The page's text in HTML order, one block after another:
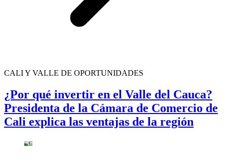
CALI Y VALLE DE OPORTUNIDADES
¿Por qué invertir en el Valle del Cauca?
Presidenta de la Cámara de Comercio de
Cali explica las ventajas de la región